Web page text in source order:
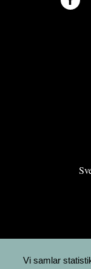
Vi samlar